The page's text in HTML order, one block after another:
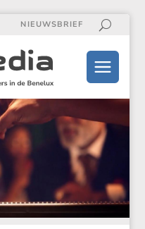
NIEUWSBRIEF